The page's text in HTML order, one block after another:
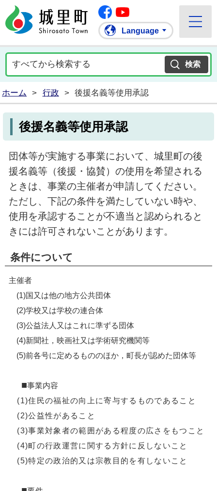
城里町ホームページ
Facebook
Language
ホーム > 行政 > 後援名義等使用承認
後援名義等使用承認
団体等が実施する事業において、城里町の後
援名義等（後援・協賛）の使用を希望される
ときは、事業の主催者が申請してください。
ただし、下記の条件を満たしていない時や、
使用を承認することが不適当と認められると
きには許可されないことがあります。
条件について
主催者
(1)国又は他の地方公共団体
(2)学校又は学校の連合体
(3)公益法人又はこれに準ずる団体
(4)新聞社，映画社又は学術研究機関等
(5)前各号に定めるもののほか，町長が認めた団体等
■事業内容
(1)住民の福祉の向上に寄与するものであること
(2)公益性があること
(3)事業対象者の範囲がある程度の広さをもつこと
(4)町の行政運営に関する方針に反しないこと
(5)特定の政治的又は宗教目的を有しないこと